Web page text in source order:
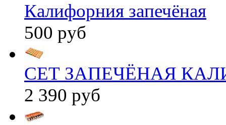
Калифорния запечёная
500 руб
СЕТ ЗАПЕЧЁНАЯ
2 390 руб